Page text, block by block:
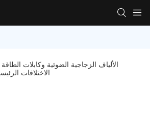
الألياف الزجاجية الضوئية وكابلات
الاختلافات